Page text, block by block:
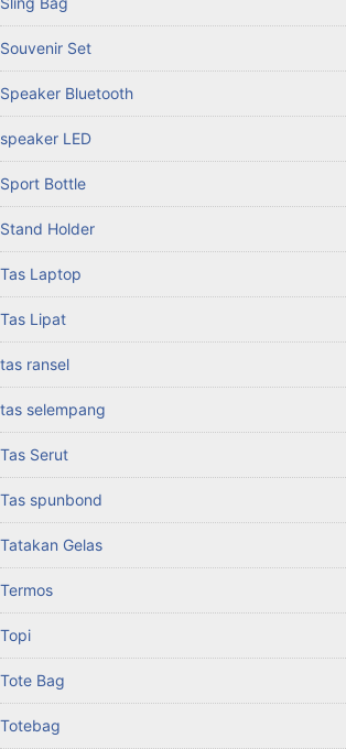
Souvenir Set
Speaker Bluetooth
speaker LED
Sport Bottle
Stand Holder
Tas Laptop
Tas Lipat
tas ransel
tas selempang
Tas Serut
Tas spunbond
Tatakan Gelas
Termos
Topi
Tote Bag
Totebag